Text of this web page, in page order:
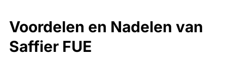
Voordelen en Nadelen van
Saffier FUE